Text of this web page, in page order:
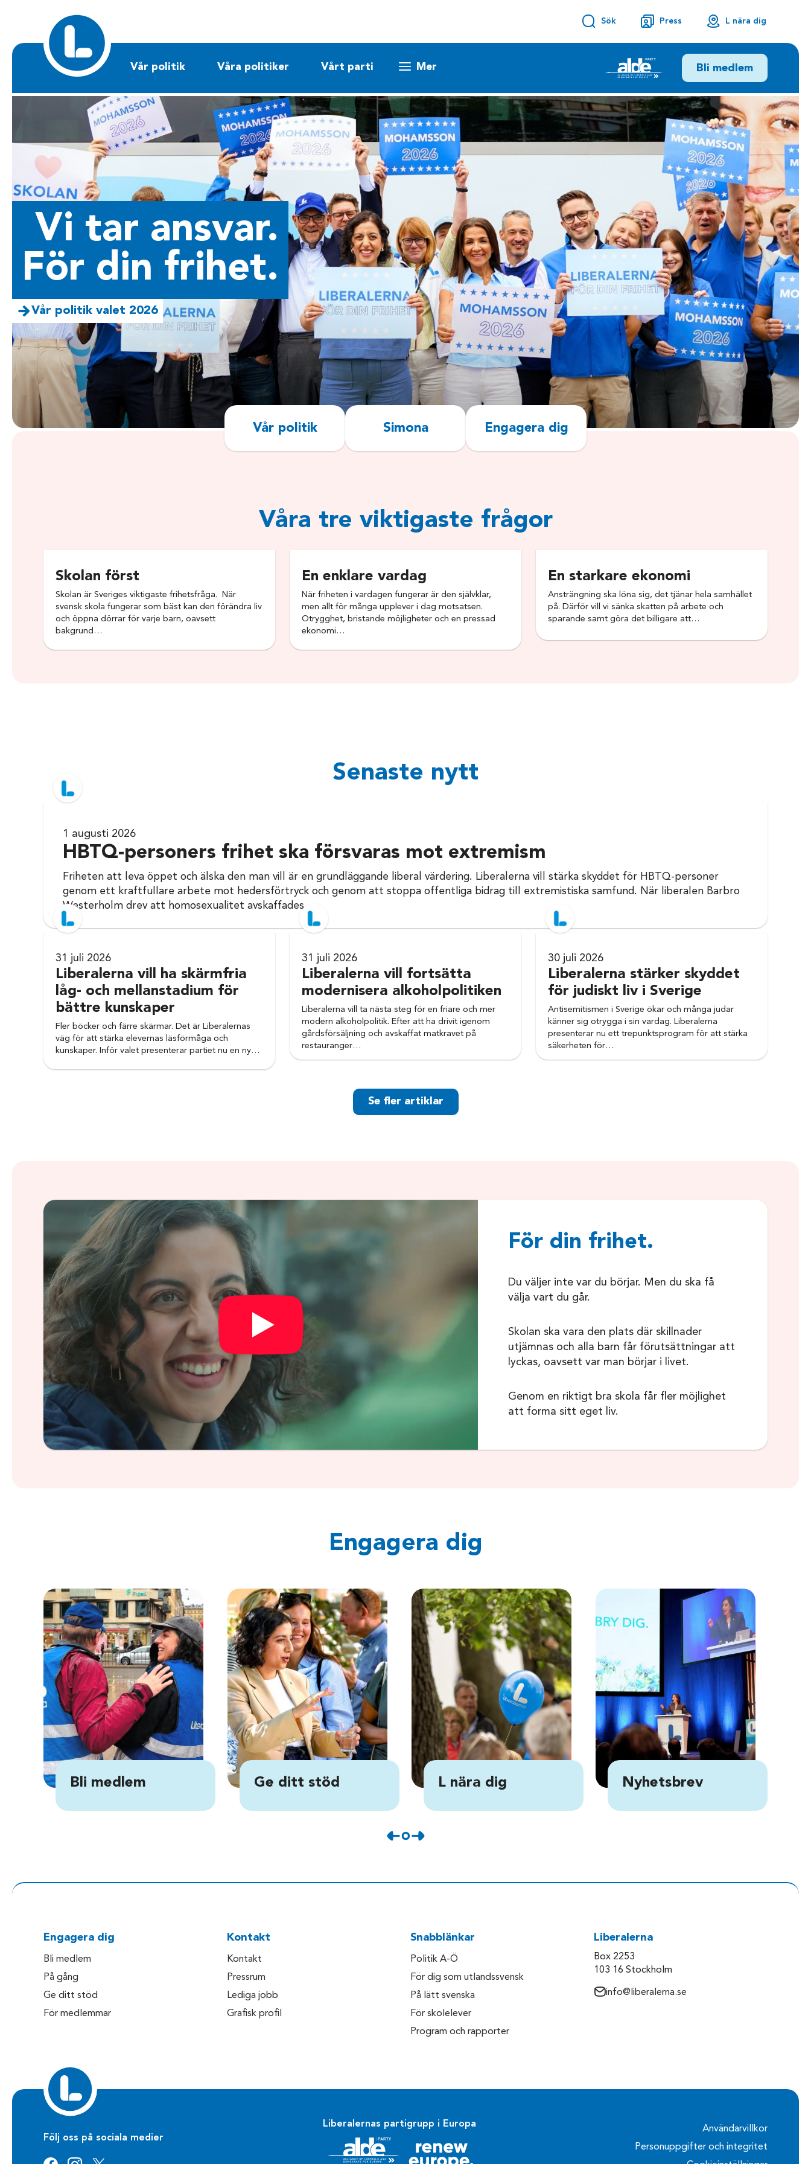
Sök Press L nära dig
Vår politik Våra politiker Vårt parti Mer Bli medlem
Vi tar ansvar.
För din frihet.
Vår politik valet 2026
Vår politik Simona Engagera dig
Våra tre viktigaste frågor
Skolan först
Skolan är Sveriges viktigaste frihetsfråga. När
svensk skola fungerar som bäst kan den förändra liv
och öppna dörrar för varje barn, oavsett
bakgrund…
En enklare vardag
När friheten i vardagen fungerar är den självklar,
men allt för många upplever i dag motsatsen.
Otrygghet, bristande möjligheter och en pressad
ekonomi…
En starkare ekonomi
​Ansträngning ska löna sig, det tjänar hela samhället
på. Därför vill vi sänka skatten på arbete och
sparande samt göra det billigare att…
Senaste nytt
1 augusti 2026
HBTQ-personers frihet ska försvaras mot extremism
Friheten att leva öppet och älska den man vill är en grundläggande liberal värdering. Liberalerna vill stärka skyddet för HBTQ-personer
genom ett kraftfullare arbete mot hedersförtryck och genom att stoppa offentliga bidrag till extremistiska samfund. När liberalen Barbro
Westerholm drev att homosexualitet avskaffades...
31 juli 2026
Liberalerna vill ha skärmfria
låg- och mellanstadium för
bättre kunskaper
Fler böcker och färre skärmar. Det är Liberalernas
väg för att stärka elevernas läsförmåga och
kunskaper. Inför valet presenterar partiet nu en ny…
31 juli 2026
Liberalerna vill fortsätta
modernisera alkoholpolitiken
Liberalerna vill ta nästa steg för en friare och mer
modern alkoholpolitik. Efter att ha drivit igenom
gårdsförsäljning och avskaffat matkravet på
restauranger…
30 juli 2026
Liberalerna stärker skyddet
för judiskt liv i Sverige
Antisemitismen i Sverige ökar och många judar
känner sig otrygga i sin vardag. Liberalerna
presenterar nu ett trepunktsprogram för att stärka
säkerheten för…
Se fler artiklar
För din frihet.
Du väljer inte var du börjar. Men du ska få
välja vart du går.
Skolan ska vara den plats där skillnader
utjämnas och alla barn får förutsättningar att
lyckas, oavsett var man börjar i livet.
Genom en riktigt bra skola får fler möjlighet
att forma sitt eget liv.
Engagera dig
Bli medlem Ge ditt stöd L nära dig Nyhetsbrev
Engagera dig
Bli medlem
På gång
Ge ditt stöd
För medlemmar
Kontakt
Kontakt
Pressrum
Lediga jobb
Grafisk profil
Snabblänkar
Politik A-Ö
För dig som utlandssvensk
På lätt svenska
För skolelever
Program och rapporter
Liberalerna
Box 2253
103 16 Stockholm
info@liberalerna.se
Följ oss på sociala medier
Liberalernas partigrupp i Europa
Användarvillkor
Personuppgifter och integritet